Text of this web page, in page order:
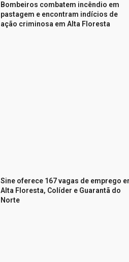
Bombeiros combatem incêndio em
pastagem e encontram indícios de
ação criminosa em Alta Floresta
Sine oferece 167 vagas de emprego
Alta Floresta, Colíder e Guarantã do
Norte